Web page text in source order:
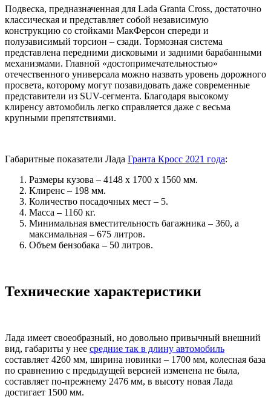
Подвеска, предназначенная для Lada Granta Cross, достаточно
классическая и представляет собой независимую
конструкцию со стойками МакФерсон спереди и
полузависимый торсион – сзади. Тормозная система
представлена передними дисковыми и задними барабанными
механизмами. Главной «достопримечательностью»
отечественного универсала можно назвать уровень дорожного
просвета, которому могут позавидовать даже современные
представители из SUV-сегмента. Благодаря высокому
клиренсу автомобиль легко справляется даже с весьма
крупными препятствиями.
Габаритные показатели Лада Гранта Кросс 2021 года:
Размеры кузова – 4148 х 1700 х 1560 мм.
Клиренс – 198 мм.
Количество посадочных мест – 5.
Масса – 1160 кг.
Минимальная вместительность багажника – 360, а
максимальная – 675 литров.
Объем бензобака – 50 литров.
Технические характеристики
Лада имеет своеобразный, но довольно привычный внешний
вид, габариты у нее средние так в длину автомобиль
составляет 4260 мм, ширина новинки – 1700 мм, колесная база
по сравнению с предыдущей версией изменена не была,
составляет по-прежнему 2476 мм, в высоту новая Лада
достигает 1500 мм.